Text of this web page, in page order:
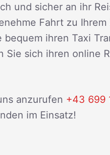
und sicher an ihr
Fahrt zu
ihren Taxi
Sie sich ihren online
anzurufen +43 699
im Einsatz!